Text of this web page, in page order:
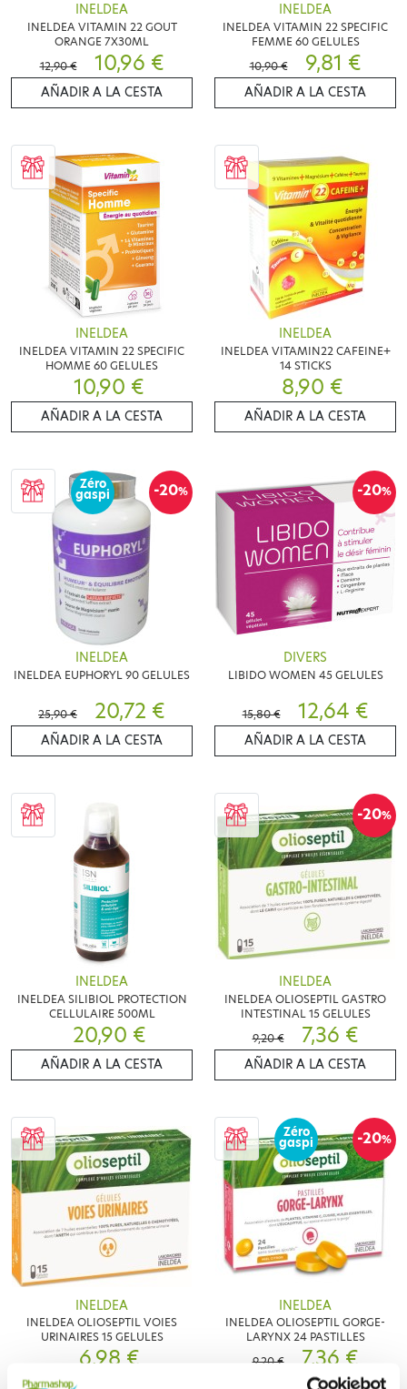
INELDEA
INELDEA VITAMIN 22 GOUT
ORANGE 7X30ML
12,90 €
10,96 €
AÑADIR A LA CESTA
INELDEA
INELDEA VITAMIN 22 SPECIFIC
FEMME 60 GELULES
10,90 €
9,81 €
AÑADIR A LA CESTA
INELDEA
INELDEA VITAMIN 22 SPECIFIC
HOMME 60 GELULES
10,90 €
AÑADIR A LA CESTA
INELDEA
INELDEA VITAMIN22 CAFEINE+
14 STICKS
8,90 €
AÑADIR A LA CESTA
-20%
Zéro
gaspi
INELDEA
INELDEA EUPHORYL 90 GELULES
25,90 € 20,72 €
AÑADIR A LA CESTA
-20%
DIVERS
LIBIDO WOMEN 45 GELULES
15,80 € 12,64 €
AÑADIR A LA CESTA
INELDEA
INELDEA SILIBIOL PROTECTION
CELLULAIRE 500ML
20,90 €
AÑADIR A LA CESTA
-20%
INELDEA
INELDEA OLIOSEPTIL GASTRO
INTESTINAL 15 GELULES
9,20 €
7,36 €
AÑADIR A LA CESTA
INELDEA
INELDEA OLIOSEPTIL VOIES
URINAIRES 15 GELULES
6,98 €
-20%
Zéro
gaspi
INELDEA
INELDEA OLIOSEPTIL GORGE-
LARYNX 24 PASTILLES
9,20 €
7,36 €